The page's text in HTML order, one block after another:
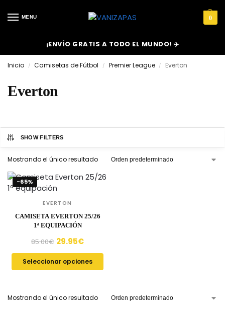
MENU 0
¡ENVÍO GRATIS A TODO EL MUNDO! ✈️
Inicio / Camisetas de Fútbol / Premier League / Everton
Everton
SHOW FILTERS
Mostrando el único resultado
-65%
EVERTON
CAMISETA EVERTON 25/26
1ª EQUIPACIÓN
85.00€ 29.95€
Seleccionar opciones
Mostrando el único resultado